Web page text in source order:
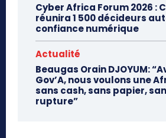
Cyber Africa Forum 2026 :
réunira 1 500 décideurs
confiance numérique
Actualité
Beaugas Orain DJOYUM:
Gov’A, nous voulons une
sans cash, sans papier,
rupture”